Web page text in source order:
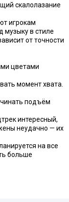
скалолазание
игрокам
музыку в стиле
от точности
цветами
момент хвата.
подъём
интересный,
неудачно — их
на все
больше